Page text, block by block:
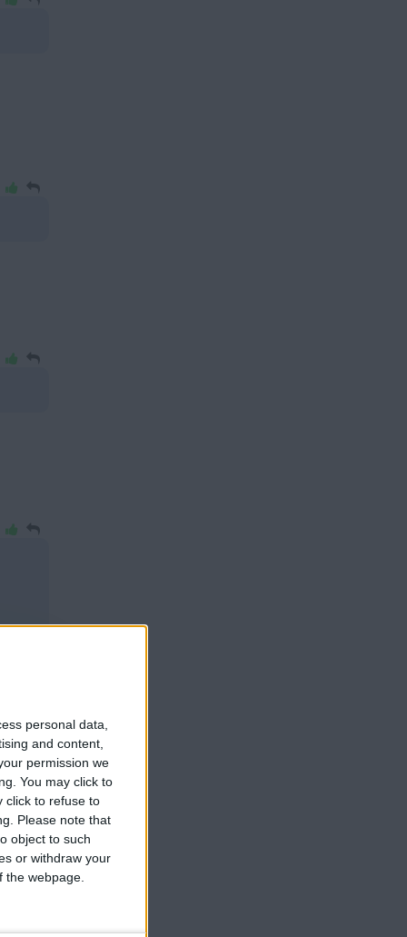
personal data,
and content,
permission we
You may click to
click to refuse to
Please note that
object to such
or withdraw your
webpage.